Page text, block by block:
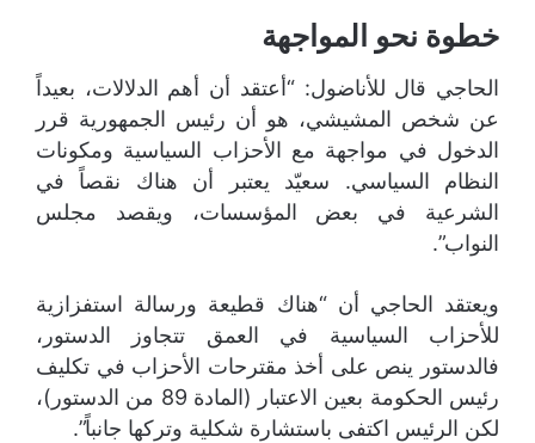
خطوة نحو المواجهة
الحاجي قال للأناضول: “أعتقد أن أهم الدلالات، بعيداً
عن شخص المشيشي، هو أن رئيس الجمهورية قرر
الدخول في مواجهة مع الأحزاب السياسية ومكونات
النظام السياسي. سعيّد يعتبر أن هناك نقصاً في
الشرعية في بعض المؤسسات، ويقصد مجلس
النواب”.
ويعتقد الحاجي أن “هناك قطيعة ورسالة استفزازية
للأحزاب السياسية في العمق تتجاوز الدستور،
فالدستور ينص على أخذ مقترحات الأحزاب في تكليف
رئيس الحكومة بعين الاعتبار (المادة 89 من الدستور)،
لكن الرئيس اكتفى باستشارة شكلية وتركها جانباً”.